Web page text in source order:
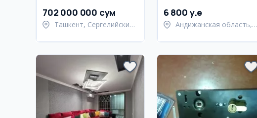
702 000 000 сум
Ташкент, Сергелийский
6 800 y.e
Андижанская область,